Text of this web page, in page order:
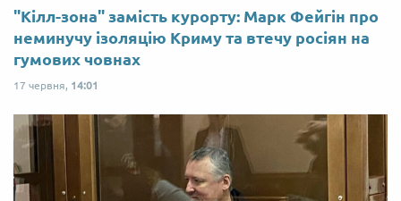
"Кілл-зона" замість курорту: Марк Фейгін про
неминучу ізоляцію Криму та втечу росіян на
гумових човнах
17 червня, 14:01